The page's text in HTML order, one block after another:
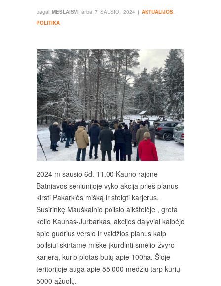
pagal MESLAISVI arba 7 SAUSIO, 2024 į AKTUALIJOS,
POLITIKA
2024 m sausio 6d. 11.00 Kauno rajone
Batniavos seniūnijoje vyko akcija prieš planus
kirsti Pakarklės mišką ir steigti karjerus.
Susirinkę Mauškalnio poilsio aikštelėje , greta
kelio Kaunas-Jurbarkas, akcijos dalyviai kalbėjo
apie gudrius verslo ir valdžios planus kaip
poilsiui skirtame miške įkurdinti smėlio-žvyro
karjerą, kurio plotas būtų apie 100ha. Šioje
teritorijoje auga apie 55 000 medžių tarp kurių
5000 ąžuolų.